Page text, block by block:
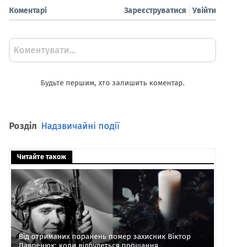
Коментарі Увійти
Зареєструватися
Коментувати...
Будьте першим, хто залишить коментар.
Розділ Надзвичайні події
Читайте також
Від отриманих поранень помер захисник Віктор